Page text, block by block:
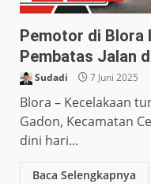
Pemotor di Blora
Pembatas Jalan
Sudadi 7 Juni 2025
Blora – Kecelakaan
Gadon, Kecamatan
dini hari...
Baca Selengkapnya